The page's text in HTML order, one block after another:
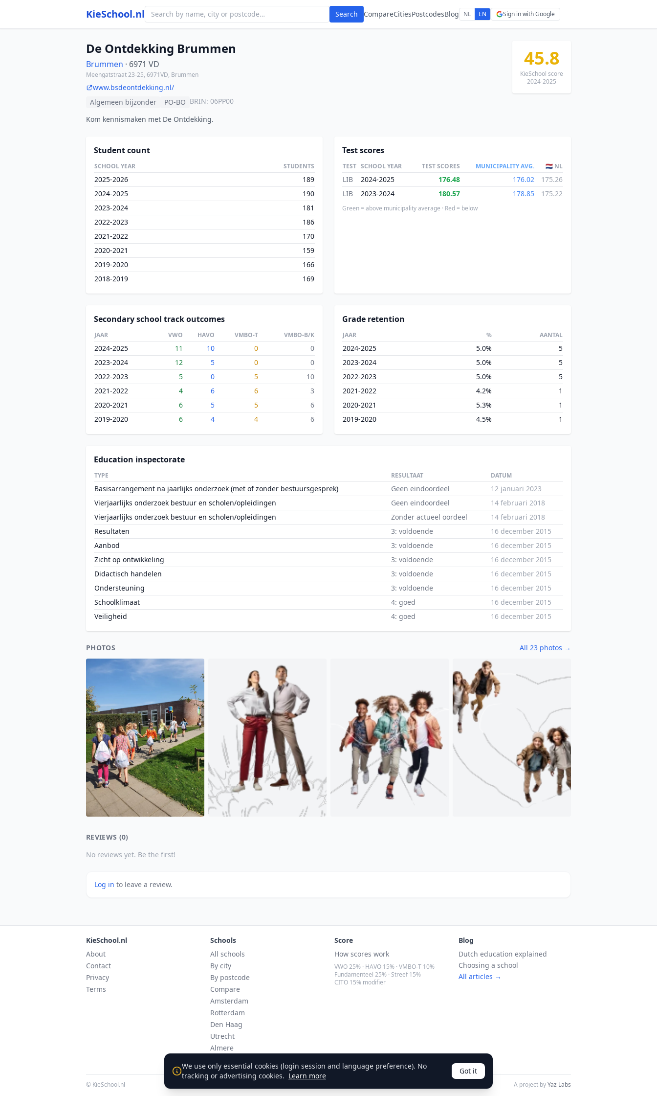
KieSchool.nl Search CompareCitiesPostcodesBlog NL EN Sign in with Google
De Ontdekking Brummen
Brummen · 6971 VD
Meengatstraat 23-25, 6971VD, Brummen
www.bsdeontdekking.nl/
Algemeen bijzonder
PO-BO BRIN: 06PP00
Kom kennismaken met De Ontdekking.
45.8
KieSchool score
2024-2025
Student count
SCHOOL YEAR STUDENTS
2025-2026
189
2024-2025
190
2023-2024
181
2022-2023
186
2021-2022
170
2020-2021
159
2019-2020
166
2018-2019
169
Test scores
TEST SCHOOL YEAR TEST SCORES MUNICIPALITY AVG. 🇳🇱 NL
LIB 2024-2025 176.48 176.02
175.26
LIB
2023-2024 180.57 178.85 175.22
Green = above municipality average · Red = below
Secondary school track outcomes
JAAR VWO HAVO VMBO-T VMBO-B/K
2024-2025 11 10 0
0
2023-2024
12 5 0
0
2022-2023
5 0 5
10
2021-2022
4 6 6
3
2020-2021
6 5 5
6
2019-2020
6 4 4 6
Grade retention
JAAR % AANTAL
2024-2025 5.0%
5
2023-2024
5.0%
5
2022-2023
5.0%
5
2021-2022
4.2%
1
2020-2021
5.3%
1
2019-2020
4.5% 1
Education inspectorate
TYPE RESULTAAT DATUM
Basisarrangement na jaarlijks onderzoek (met of zonder bestuursgesprek) Geen eindoordeel
12 januari 2023
Vierjaarlijks onderzoek bestuur en scholen/opleidingen
Geen eindoordeel
14 februari 2018
Vierjaarlijks onderzoek bestuur en scholen/opleidingen
Zonder actueel oordeel
14 februari 2018
Resultaten
3: voldoende
16 december 2015
Aanbod
3: voldoende
16 december 2015
Zicht op ontwikkeling
3: voldoende
16 december 2015
Didactisch handelen
3: voldoende
16 december 2015
Ondersteuning
3: voldoende
16 december 2015
Schoolklimaat
4: goed
16 december 2015
Veiligheid
4: goed 16 december 2015
PHOTOS All 23 photos →
REVIEWS (0)
No reviews yet. Be the first!
Log in to leave a review.
KieSchool.nl
About
Contact
Privacy
Terms
Schools
All schools
By city
By postcode
Compare
Amsterdam
Rotterdam
Den Haag
Utrecht
Almere
Score
How scores work
VWO 25% · HAVO 15% · VMBO-T 10%
Fundamenteel 25% · Streef 15%
CITO 15% modifier
Blog
Dutch education explained
Choosing a school
All articles →
© KieSchool.nl A project byYaz Labs
We use only essential cookies (login session and language preference). No
tracking or advertising cookies. Learn more
Got it